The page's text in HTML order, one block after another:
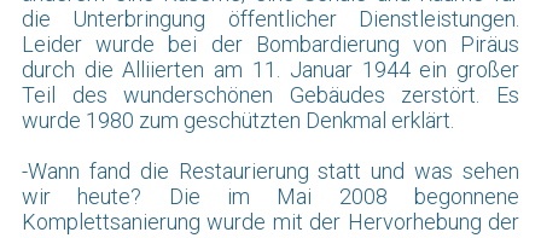
die Unterbringung öffentlicher Dienstleistungen.
Leider wurde bei der Bombardierung von Piräus
durch die Alliierten am 11. Januar 1944 ein großer
Teil des wunderschönen Gebäudes zerstört. Es
wurde 1980 zum geschützten Denkmal erklärt.
-Wann fand die Restaurierung statt und was sehen
wir heute? Die im Mai 2008 begonnene
Komplettsanierung wurde mit der Hervorhebung der